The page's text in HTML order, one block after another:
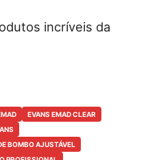
incríveis da
EVANS EMAD CLEAR
BOMBO AJUSTÁVEL